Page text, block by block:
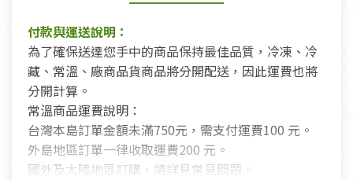
付款與運送說明：
為了確保送達您手中的商品保持最佳品質，冷凍、冷
藏、常溫、廠商品貨商品將分開配送，因此運費也將
分開計算。
常溫商品運費說明：
台灣本島訂單金額未滿750元，需支付運費100 元。
外島地區訂單一律收取運費200 元。
國外及大陸地區訂購，請詳見常見問題。